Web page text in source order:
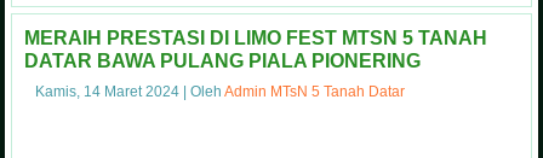
MERAIH PRESTASI DI LIMO FEST MTSN 5 TANAH
DATAR BAWA PULANG PIALA PIONERING
Kamis, 14 Maret 2024 |Oleh Admin MTsN 5 Tanah Datar